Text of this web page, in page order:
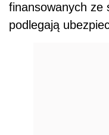
finansowanych ze
podlegają